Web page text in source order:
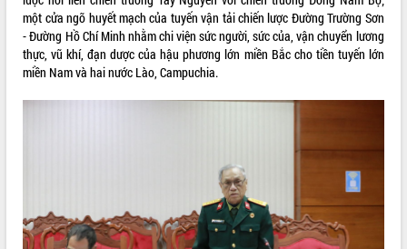
Hội nghị UBND tỉnh Đắk Lắk thường kỳ
tháng 7/2026
một cửa ngõ huyết mạch của tuyến vận tải chiến lược Đường Trường Sơn
- Đường Hồ Chí Minh nhằm chi viện sức người, sức của, vận chuyển lương
thực, vũ khí, đạn dược của hậu phương lớn miền Bắc cho tiền tuyến lớn
miền Nam và hai nước Lào, Campuchia.